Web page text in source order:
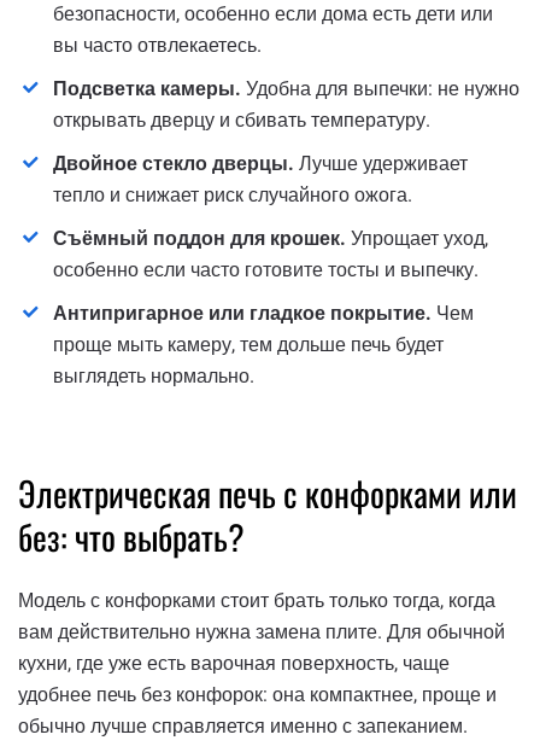
безопасности, особенно если дома есть дети или
вы часто отвлекаетесь.
Подсветка камеры. Удобна для выпечки: не нужно
открывать дверцу и сбивать температуру.
Двойное стекло дверцы. Лучше удерживает
тепло и снижает риск случайного ожога.
Съёмный поддон для крошек. Упрощает уход,
особенно если часто готовите тосты и выпечку.
Антипригарное или гладкое покрытие. Чем
проще мыть камеру, тем дольше печь будет
выглядеть нормально.
Электрическая печь с конфорками или
без: что выбрать?
Модель с конфорками стоит брать только тогда, когда
вам действительно нужна замена плите. Для обычной
кухни, где уже есть варочная поверхность, чаще
удобнее печь без конфорок: она компактнее, проще и
обычно лучше справляется именно с запеканием.